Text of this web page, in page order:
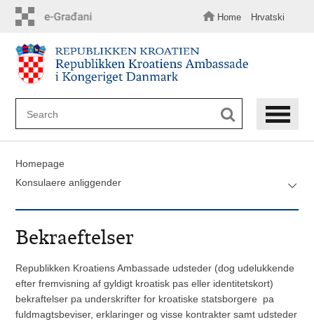
content
Home Hrvatski
Homepage
Konsulaere anliggender
Bekraeftelser
Republikken Kroatiens Ambassade udsteder (dog udelukkende
efter fremvisning af gyldigt kroatisk pas eller identitetskort)
bekraftelser pa underskrifter for kroatiske statsborgere pa
fuldmagtsbeviser, erklaringer og visse kontrakter samt udsteder